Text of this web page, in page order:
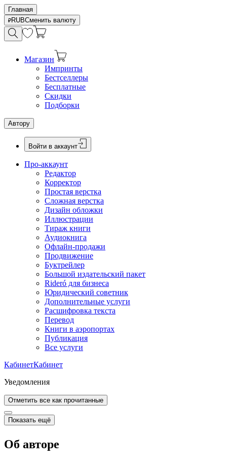
Главная
RUBСменить валюту
Магазин
Импринты
Бестселлеры
Бесплатные
Скидки
Подборки
Автору
Войти в аккаунт
Про-аккаунт
Редактор
Корректор
Простая верстка
Сложная верстка
Дизайн обложки
Иллюстрации
Тираж книги
Аудиокнига
Офлайн-продажи
Продвижение
Буктрейлер
Большой издательский пакет
Rideró для бизнеса
Юридический советник
Дополнительные услуги
Расшифровка текста
Перевод
Книги в аэропортах
Публикация
Все услуги
КабинетКабинет
Уведомления
Отметить все как прочитанные
Показать ещё
Об авторе